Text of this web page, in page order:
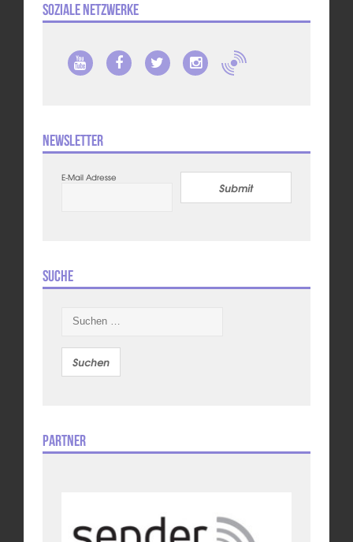
Soziale Netzwerke
Newsletter
E-Mail Adresse
Submit
Suche
nach:
Partner